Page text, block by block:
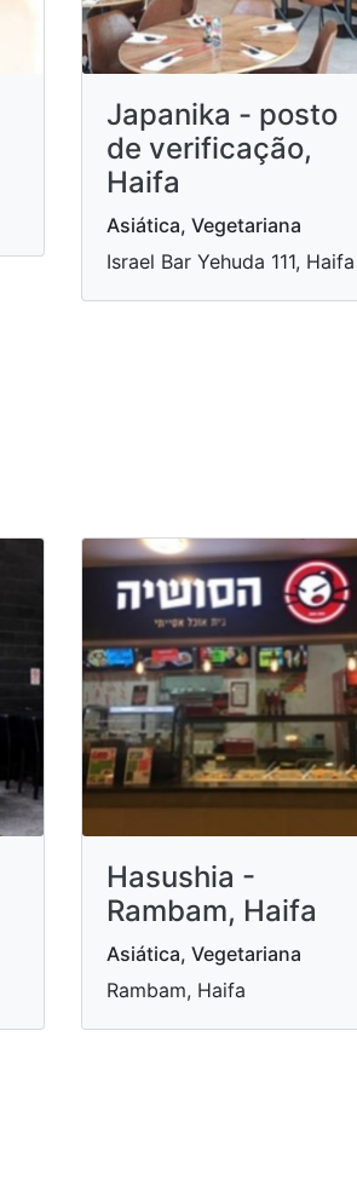
Japanika - posto
de verificação,
Haifa
Asiática, Vegetariana
Israel Bar Yehuda 111, Haifa
Hasushia -
Rambam, Haifa
Asiática, Vegetariana
Rambam, Haifa